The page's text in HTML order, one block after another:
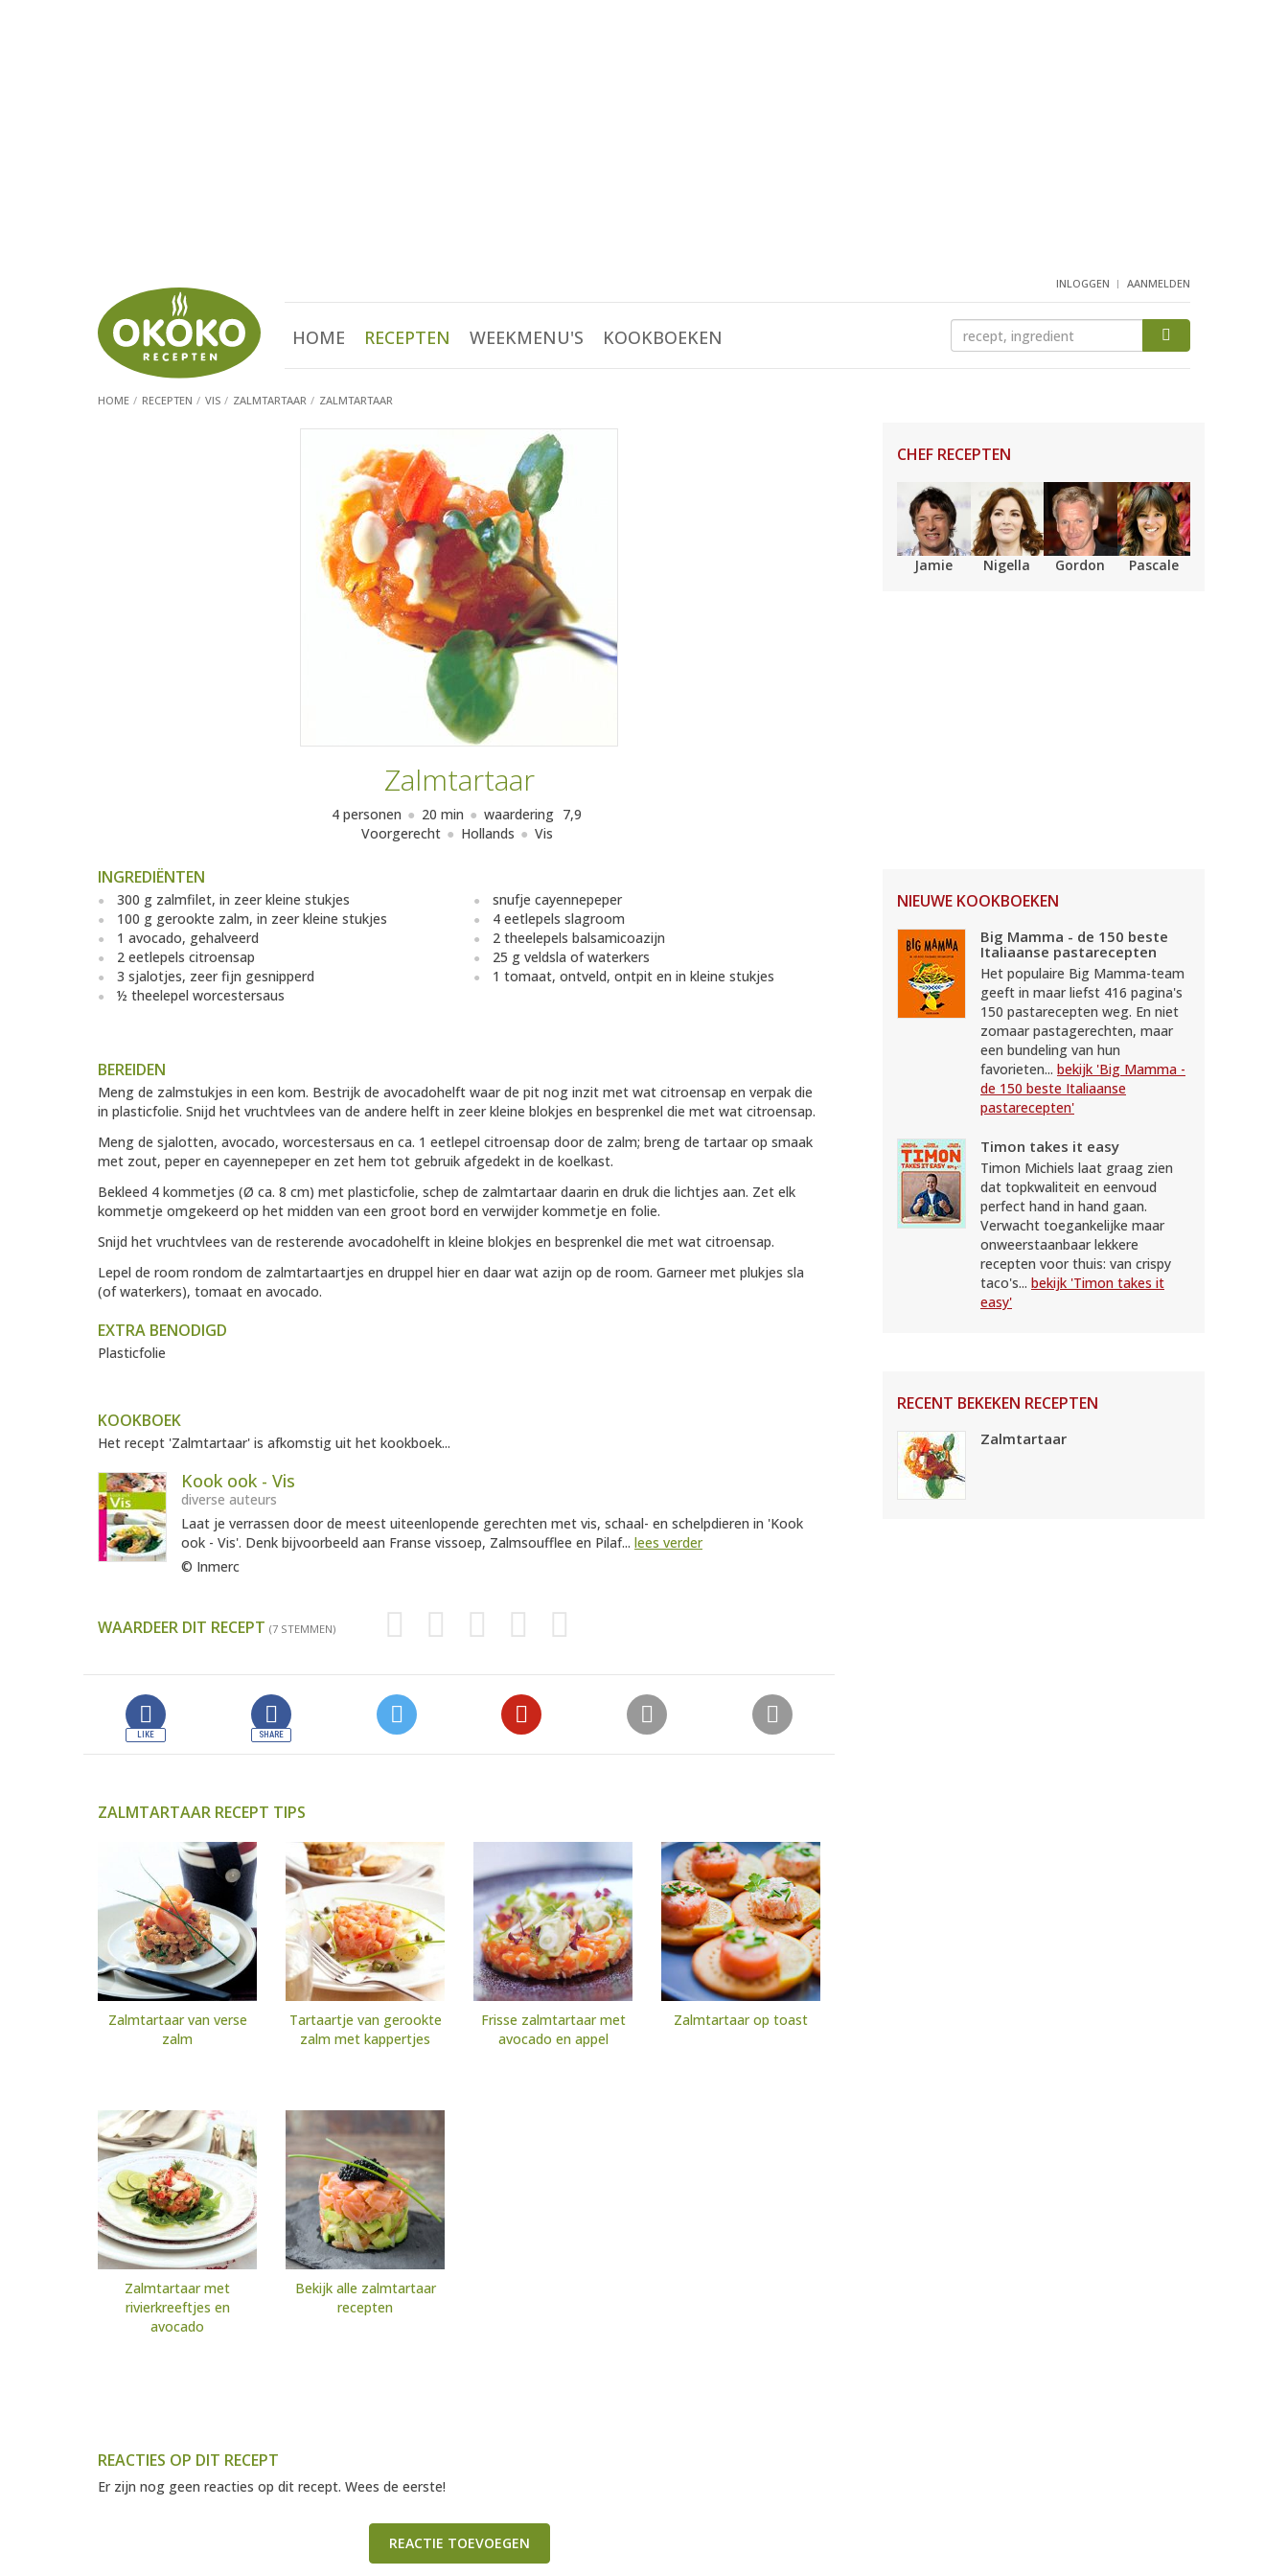
INLOGGEN AANMELDEN
HOME RECEPTEN WEEKMENU'S KOOKBOEKEN
HOME RECEPTEN VIS ZALMTARTAAR ZALMTARTAAR
Zalmtartaar
4 personen 20 min waardering 7,9
Voorgerecht
Hollands Vis
INGREDIËNTEN
300 g zalmfilet, in zeer kleine stukjes
100 g gerookte zalm, in zeer kleine stukjes
1 avocado, gehalveerd
2 eetlepels citroensap
3 sjalotjes, zeer fijn gesnipperd
½ theelepel worcestersaus
snufje cayennepeper
4 eetlepels slagroom
2 theelepels balsamicoazijn
25 g veldsla of waterkers
1 tomaat, ontveld, ontpit en in kleine stukjes
BEREIDEN
Meng de zalmstukjes in een kom. Bestrijk de avocadohelft waar de pit nog inzit met wat citroensap en verpak die
in plasticfolie. Snijd het vruchtvlees van de andere helft in zeer kleine blokjes en besprenkel die met wat citroensap.
Meng de sjalotten, avocado, worcestersaus en ca. 1 eetlepel citroensap door de zalm; breng de tartaar op smaak
met zout, peper en cayennepeper en zet hem tot gebruik afgedekt in de koelkast.
Bekleed 4 kommetjes (Ø ca. 8 cm) met plasticfolie, schep de zalmtartaar daarin en druk die lichtjes aan. Zet elk
kommetje omgekeerd op het midden van een groot bord en verwijder kommetje en folie.
Snijd het vruchtvlees van de resterende avocadohelft in kleine blokjes en besprenkel die met wat citroensap.
Lepel de room rondom de zalmtartaartjes en druppel hier en daar wat azijn op de room. Garneer met plukjes sla
(of waterkers), tomaat en avocado.
EXTRA BENODIGD
Plasticfolie
KOOKBOEK
Het recept 'Zalmtartaar' is afkomstig uit het kookboek...
Kook ook - Vis
diverse auteurs
Laat je verrassen door de meest uiteenlopende gerechten met vis, schaal- en schelpdieren in 'Kook
ook - Vis'. Denk bijvoorbeeld aan Franse vissoep, Zalmsoufflee en Pilaf... lees verder
© Inmerc
WAARDEER DIT RECEPT (7 STEMMEN)
ZALMTARTAAR RECEPT TIPS
Zalmtartaar van verse
zalm
Tartaartje van gerookte
zalm met kappertjes
Frisse zalmtartaar met
avocado en appel
Zalmtartaar op toast
Zalmtartaar met
rivierkreeftjes en
avocado
Bekijk alle zalmtartaar
recepten
REACTIES OP DIT RECEPT
Er zijn nog geen reacties op dit recept. Wees de eerste!
REACTIE TOEVOEGEN
CHEF RECEPTEN
Jamie Nigella Gordon Pascale
NIEUWE KOOKBOEKEN
Big Mamma - de 150 beste
Italiaanse pastarecepten
Het populaire Big Mamma-team
geeft in maar liefst 416 pagina's
150 pastarecepten weg. En niet
zomaar pastagerechten, maar
een bundeling van hun
favorieten... bekijk 'Big Mamma -
de 150 beste Italiaanse
pastarecepten'
Timon takes it easy
Timon Michiels laat graag zien
dat topkwaliteit en eenvoud
perfect hand in hand gaan.
Verwacht toegankelijke maar
onweerstaanbaar lekkere
recepten voor thuis: van crispy
taco's... bekijk 'Timon takes it
easy'
RECENT BEKEKEN RECEPTEN
Zalmtartaar